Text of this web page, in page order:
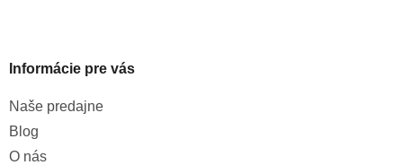
Informácie pre vás
Naše predajne
Blog
O nás